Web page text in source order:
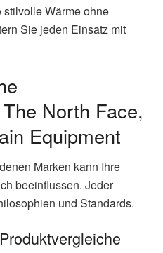
Wärme ohne
Sie jeden Einsatz mit
North Face,
Equipment
Marken kann Ihre
beeinflussen. Jeder
und Standards.